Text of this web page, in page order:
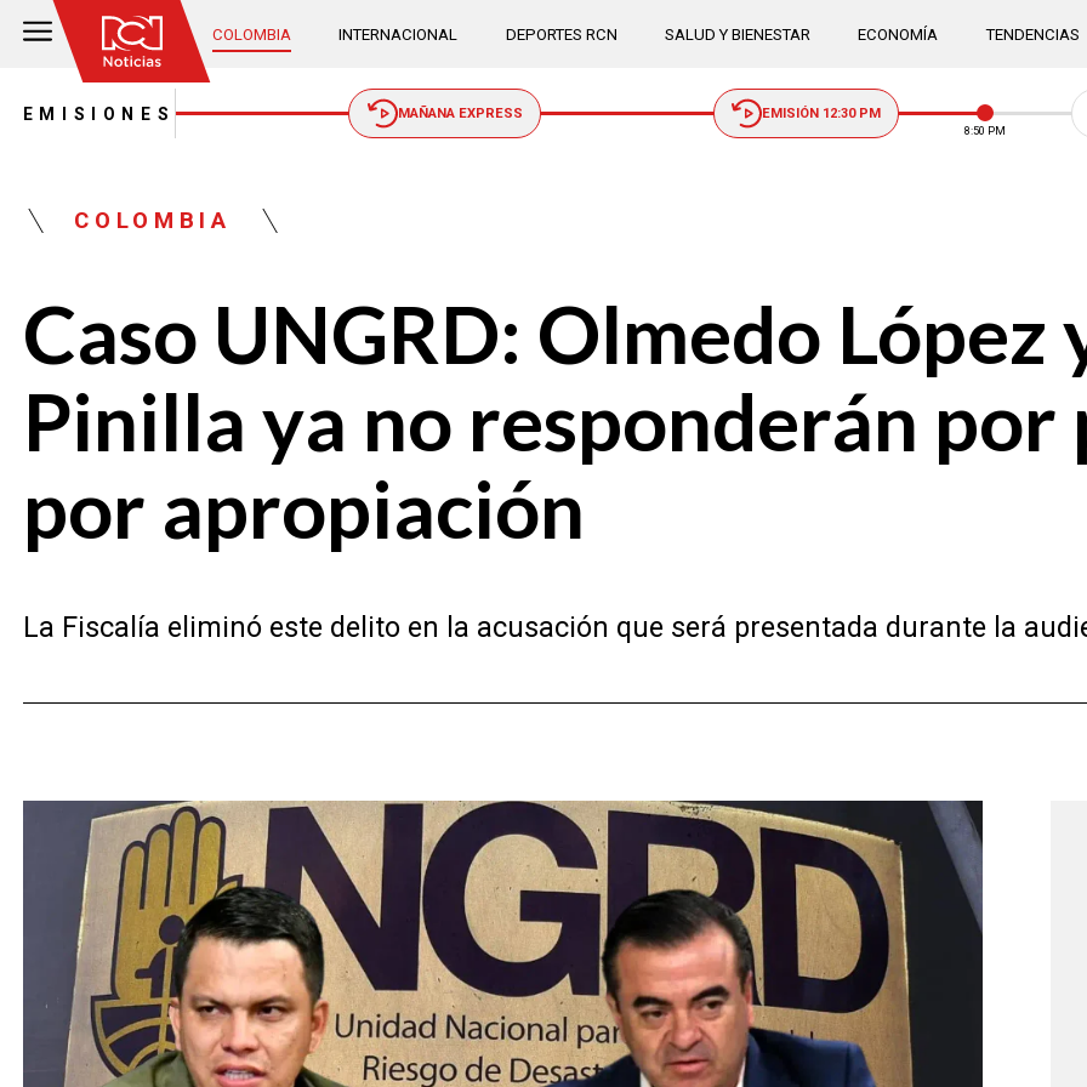
COLOMBIA INTERNACIONAL DEPORTES RCN SALUD Y BIENESTAR ECONOMÍA TENDENCIAS
EMISIONES MAÑANA EXPRESS EMISIÓN 12:30 PM
8:50 PM
COLOMBIA
Caso UNGRD: Olmedo López
Pinilla ya no responderán por
por apropiación
La Fiscalía eliminó este delito en la acusación que será presentada durante la